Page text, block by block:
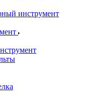
инструмент